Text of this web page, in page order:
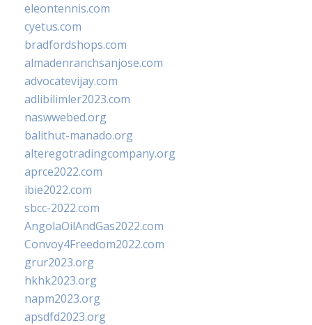
eleontennis.com
cyetus.com
bradfordshops.com
almadenranchsanjose.com
advocatevijay.com
adlibilimler2023.com
naswwebed.org
balithut-manado.org
alteregotradingcompany.org
aprce2022.com
ibie2022.com
sbcc-2022.com
AngolaOilAndGas2022.com
Convoy4Freedom2022.com
grur2023.org
hkhk2023.org
napm2023.org
apsdfd2023.org